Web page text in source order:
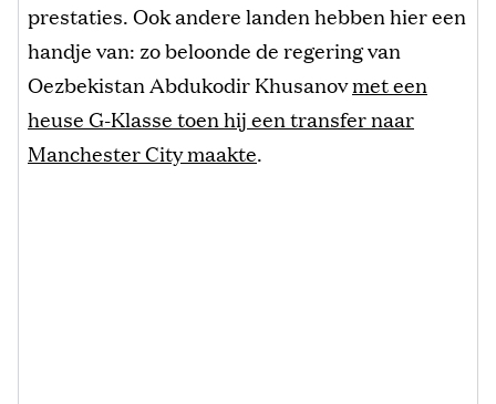
prestaties. Ook andere landen hebben hier een
handje van: zo beloonde de regering van
Oezbekistan Abdukodir Khusanovmet een
heuse G-Klasse toen hij een transfer naar
Manchester City maakte.